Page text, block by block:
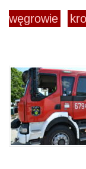
węgrowie